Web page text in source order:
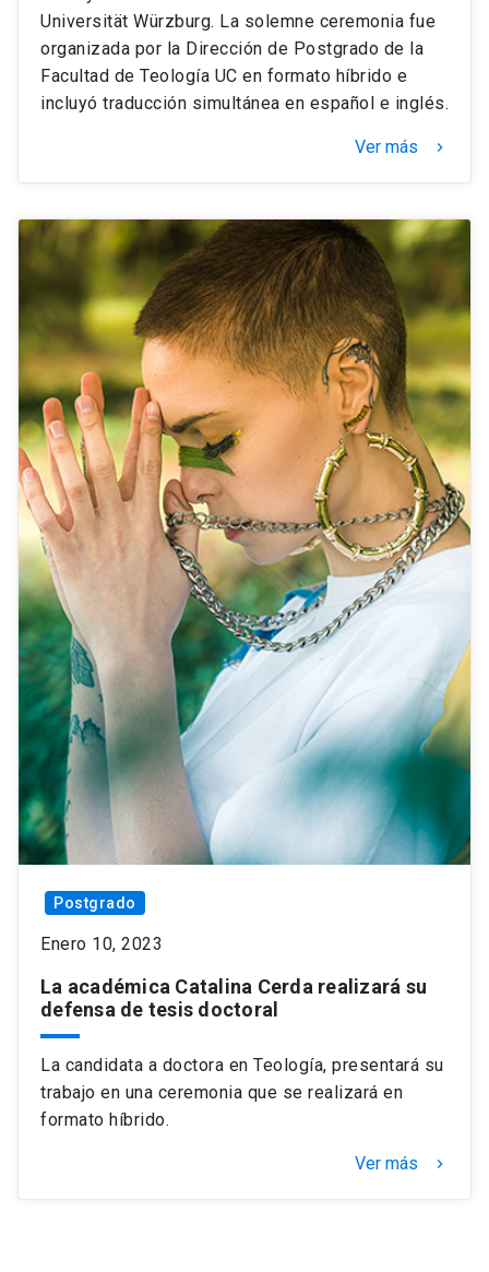
Universität Würzburg. La solemne ceremonia fue
organizada por la Dirección de Postgrado de la
Facultad de Teología UC en formato híbrido e
incluyó traducción simultánea en español e inglés.
Ver más keyboard_arrow_right
Postgrado
Enero 10, 2023
La académica Catalina Cerda realizará su
defensa de tesis doctoral
La candidata a doctora en Teología, presentará su
trabajo en una ceremonia que se realizará en
formato híbrido.
Ver más keyboard_arrow_right